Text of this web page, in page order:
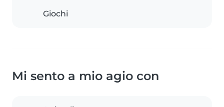
Giochi
Mi sento a mio agio con